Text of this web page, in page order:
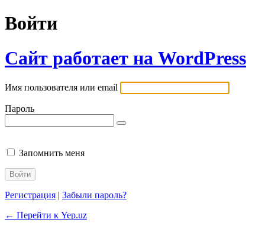
Войти
Сайт работает на WordPress
Имя пользователя или email
Пароль
Запомнить меня
Регистрация | Забыли пароль?
← Перейти к Yep.uz